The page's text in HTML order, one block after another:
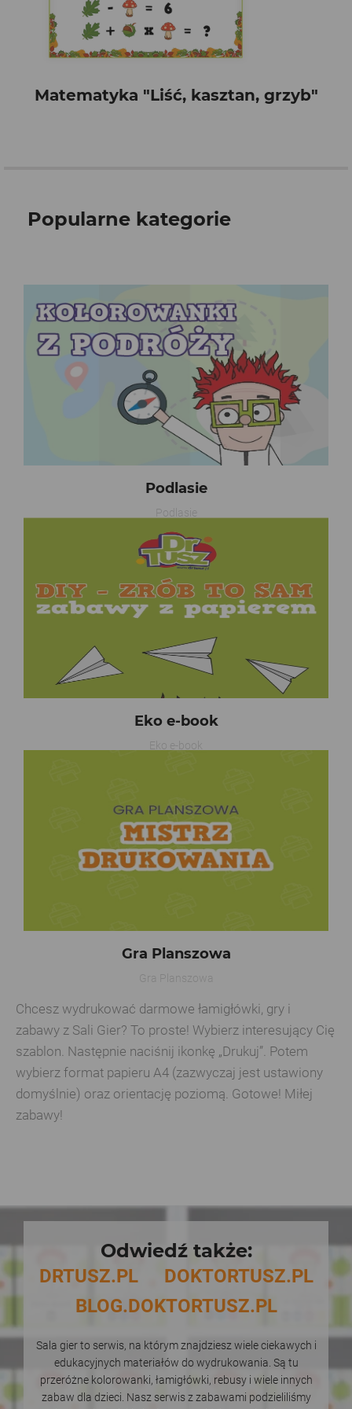
Matematyka "Liść, kasztan, grzyb"
Popularne kategorie
Podlasie
Podlasie
Eko e-book
Eko e-book
Gra Planszowa
Gra Planszowa
Chcesz wydrukować darmowe łamigłówki, gry i
zabawy z Sali Gier? To proste! Wybierz interesujący Cię
szablon. Następnie naciśnij ikonkę „Drukuj”. Potem
wybierz format papieru A4 (zazwyczaj jest ustawiony
domyślnie) oraz orientację poziomą. Gotowe! Miłej
zabawy!
Odwiedź także:
DRTUSZ.PL
DOKTORTUSZ.PL
BLOG.DOKTORTUSZ.PL
Sala gier to serwis, na którym znajdziesz wiele ciekawych i
edukacyjnych materiałów do wydrukowania. Są tu
przeróżne kolorowanki, łamigłówki, rebusy i wiele innych
zabaw dla dzieci. Nasz serwis z zabawami podzieliliśmy